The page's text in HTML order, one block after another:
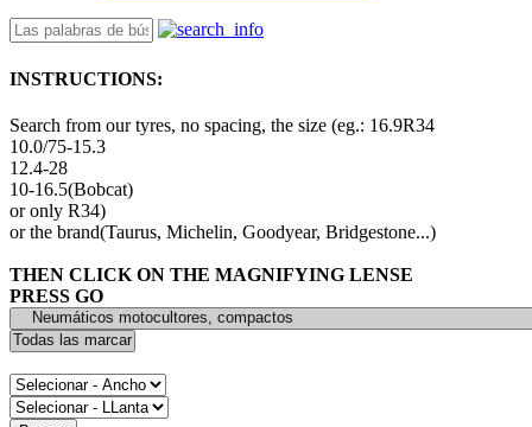
INSTRUCTIONS:
Search from our tyres, no spacing, the size (eg.: 16.9R34
10.0/75-15.3
12.4-28
10-16.5(Bobcat)
or only R34)
or the brand(Taurus, Michelin, Goodyear, Bridgestone...)
THEN CLICK ON THE MAGNIFYING LENSE
PRESS GO